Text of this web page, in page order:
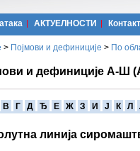
АКТУЕЛНОСТИ Контакт
> Појмови и дефиниције > По
и дефиниције А-Ш
В Г Д Ђ Е Ж З И Ј К Л
линија